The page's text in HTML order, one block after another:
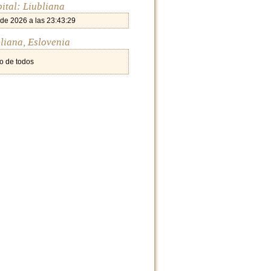
Liubliana
2026 a las 23:43:29
Eslovenia
de todos